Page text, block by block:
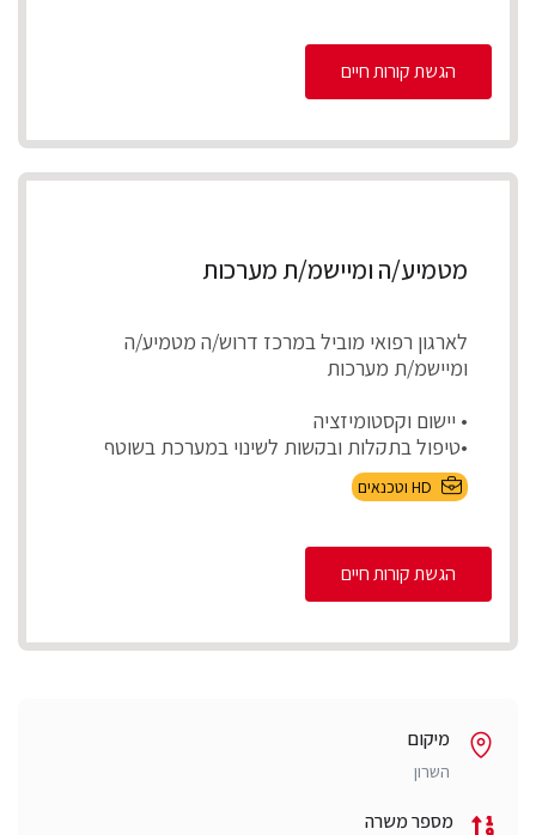
הגשת קורות חיים
מטמיע/ה ומיישמ/ת מערכות
לארגון רפואי מוביל במרכז דרוש/ה מטמיע/ה
ומיישמ/ת מערכות
• יישום וקסטומיזציה
•טיפול בתקלות ובקשות לשינוי במערכת בשוטף
•בדיקות קבלה לפיתוח...
HD וטכנאים
הגשת קורות חיים
מיקום
השרון
מספר משרה